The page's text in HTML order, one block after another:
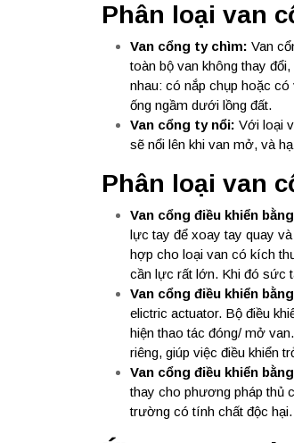
Phân loại van
Van cổng ty chìm: Van
toàn bộ van không thay
nhau: có nắp chụp hoặc
ống ngầm dưới lồng đất.
Van cổng ty nổi: Với loại
sẽ nổi lên khi van mở, và
Phân loại van
Van cổng điều khiển
lực tay để xoay tay quay
hợp cho loại van có kích
cần lực rất lớn. Khi đó sức
Van cổng điều khiển
elictric actuator. Bộ điều
hiện thao tác đóng/ mở
riêng, giúp việc điều khiển
Van cổng điều khiển
thay cho phương pháp thủ
trường có tính chất độc hại.